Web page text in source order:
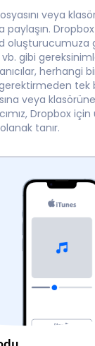
veya
paylaşın.
oluşturucumuza
gibi
herhangi
tek
veya
Dropbox
tanır.